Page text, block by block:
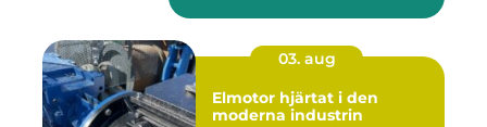
03. aug
Elmotor hjärtat i den
moderna industrin